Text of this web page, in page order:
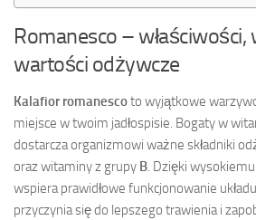
Romanesco – właściwości,
wartości odżywcze
Kalafior romanescoto wyjątkowe
miejsce w twoim jadłospisie. Bogaty w
dostarcza organizmowi ważne składniki
oraz witaminy z grupy B. Dzięki
wspiera prawidłowe funkcjonowanie
przyczynia się do lepszego trawienia i